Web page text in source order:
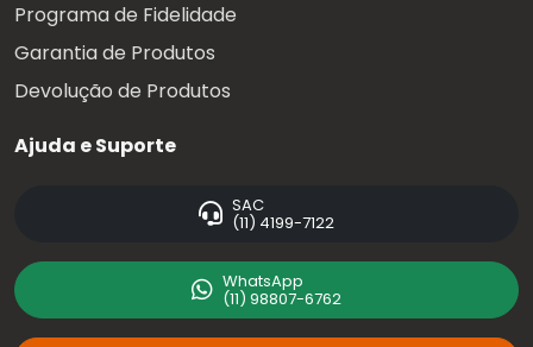
Programa de Fidelidade
Garantia de Produtos
Devolução de Produtos
Ajuda e Suporte
SAC
(11) 4199-7122
WhatsApp
(11) 98807-6762